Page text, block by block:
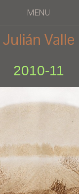
MENU
Julián Valle
2010-11